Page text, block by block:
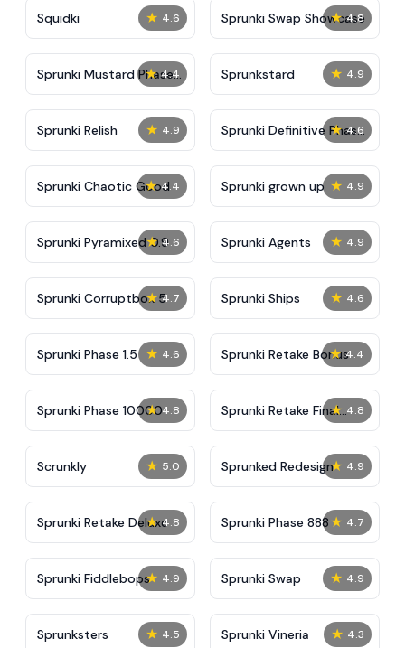
★ 4.6
Squidki ★ 4.8
Sprunki Swap Showcase
★ 4.4
Sprunki Mustard Phase
2
★ 4.9
Sprunkstard
★ 4.9
Sprunki Relish ★ 4.6
Sprunki Definitive Phase
7
★ 4.4
Sprunki Chaotic Good ★ 4.9
Sprunki grown up
★ 4.6
Sprunki Pyramixed 0.9 ★ 4.9
Sprunki Agents
★ 4.7
Sprunki Corruptbox 5 ★ 4.6
Sprunki Ships
★ 4.6
Sprunki Phase 1.5 ★ 4.4
Sprunki Retake Bonus
★ 4.8
Sprunki Phase 10000 ★ 4.8
Sprunki Retake Final
Update
★ 5.0
Scrunkly ★ 4.9
Sprunked Redesign
★ 4.8
Sprunki Retake Deluxe ★ 4.7
Sprunki Phase 888
★ 4.9
Sprunki Fiddlebops ★ 4.9
Sprunki Swap
★ 4.5
Sprunksters ★ 4.3
Sprunki Vineria